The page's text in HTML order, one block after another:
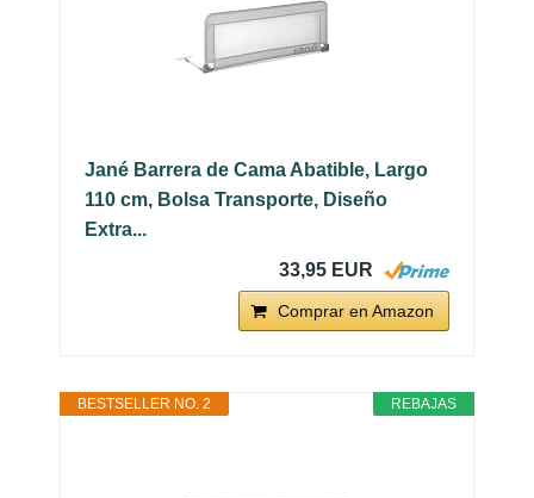
Jané Barrera de Cama Abatible, Largo
110 cm, Bolsa Transporte, Diseño
Extra...
33,95 EUR
Comprar en Amazon
REBAJAS
BESTSELLER NO. 2